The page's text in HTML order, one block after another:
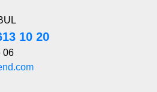
10 20
06